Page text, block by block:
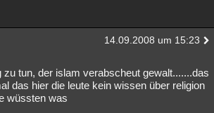
14.09.2008 um 15:23
tun, der islam verabscheut gewalt.......das
das hier die leute kein wissen über religion
wüssten was